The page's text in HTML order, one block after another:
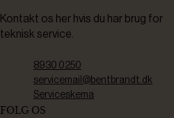
Kontakt os her hvis du har brug for
teknisk service.
8930 0250
servicemail@bentbrandt.dk
Serviceskema
FØLG OS